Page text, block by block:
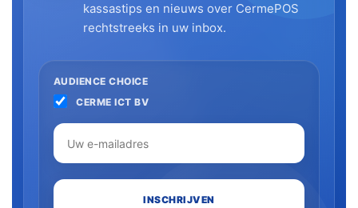
kassastips en nieuws over CermePOS
rechtstreeks in uw inbox.
AUDIENCE CHOICE
CERME ICT BV